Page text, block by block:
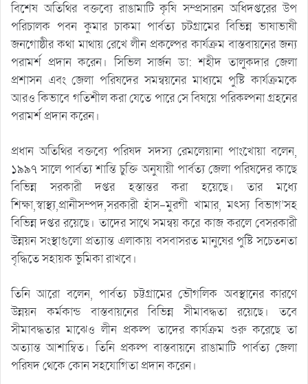
বিশেষ অতিথির বক্তব্যে রাঙামাটি কৃষি সম্প্রসারন অধিদপ্তরের উপ
পরিচালক পবন কুমার চাকমা পার্বত্য চটগ্রামের বিভিন্ন ভাষাভাষী
জনগোষ্ঠীর কথা মাথায় রেখে লীন প্রকল্পের কার্যক্রম বাস্তবায়নের জন্য
পরামর্শ প্রদান করেন। সিভিল সার্জন ডা: শহীদ তালুকদার জেলা
প্রশাসন এবং জেলা পরিষদের সমন্বয়নের মাধ্যমে পুষ্টি কার্যক্রমকে
আরও কিভাবে গতিশীল করা যেতে পারে সে বিষয়ে পরিকল্পনা গ্রহনের
পরামর্শ প্রদান করেন।
প্রধান অতিথির বক্তব্যে পরিষদ সদস্য রেমলেয়ানা পাংখোয়া বলেন,
১৯৯৭ সালে পার্বত্য শান্তি চুক্তি অনুযায়ী পার্বত্য জেলা পরিষদের কাছে
বিভিন্ন সরকারী দপ্তর হস্তান্তর করা হয়েছে। তার মধ্যে
শিক্ষা,স্বাস্থ্য,প্রানীসম্পদ,সরকারী হাঁস-মুরগী খামার, মৎস্য বিভাগ’সহ
বিভিন্ন দপ্তর রয়েছে। তাদের সাথে সমন্বয় করে কাজ করলে বেসরকারী
উন্নয়ন সংস্থাগুলো প্রত্যান্ত এলাকায় বসবাসরত মানুষের পুষ্টি সচেতনতা
বৃদ্ধিতে সহায়ক ভুমিকা রাখবে।
তিনি আরো বলেন, পার্বত্য চট্টগ্রামের ভৌগলিক অবস্থানের কারণে
উন্নয়ন কর্মকান্ড বাস্তবায়নের বিভিন্ন সীমাবদ্ধতা রয়েছে। তবে
সীমাবদ্ধতার মাঝেও লীন প্রকল্প তাদের কার্যক্রম শুরু করেছে তা
অত্যান্ত আশাম্বিত। তিনি প্রকল্প বাস্তবায়নে রাঙামাটি পার্বত্য জেলা
পরিষদ থেকে কোন সহযোগিতা প্রদান করেন।